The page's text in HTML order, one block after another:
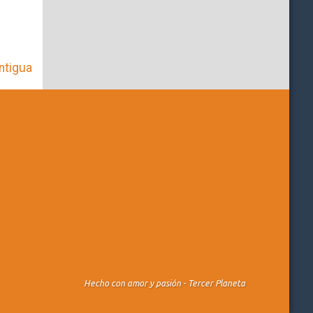
Hecho con amor y pasión - Tercer Planeta